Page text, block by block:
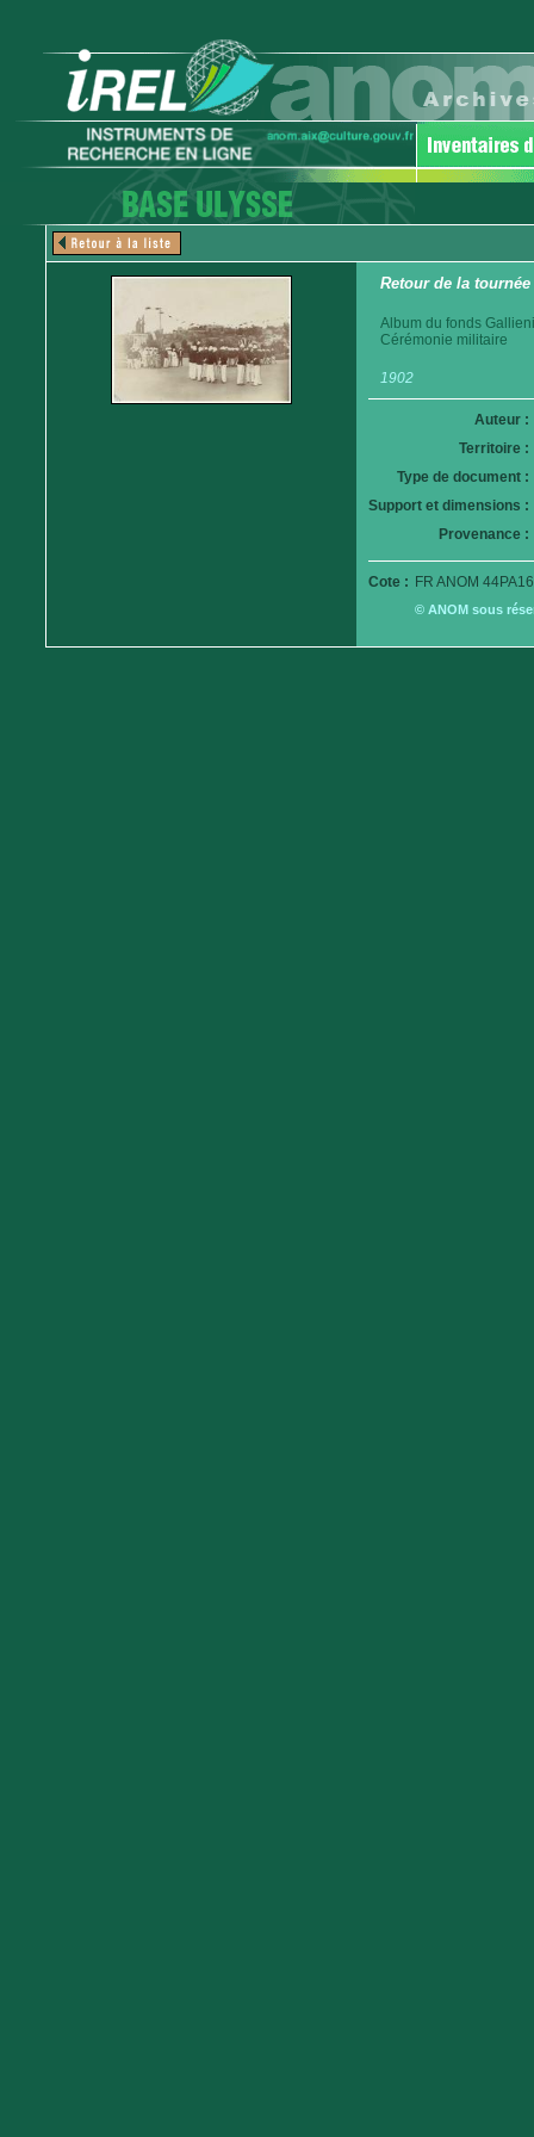
Retour de la tournée
Album du fonds
Cérémonie militaire
1902
Auteur :
Territoire :
Type de document :
Support et dimensions :
Provenance :
Cote : FR ANOM
© ANOM sous